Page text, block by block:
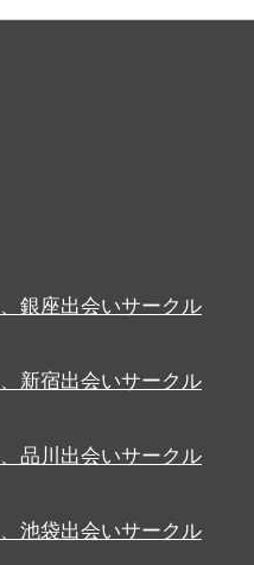
銀座出会いサークル
新宿出会いサークル
品川出会いサークル
池袋出会いサークル